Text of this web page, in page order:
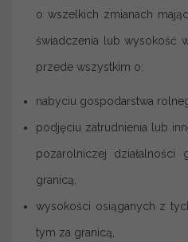
o wszelkich zmianach
świadczenia lub wysokość
przede wszystkim o:
nabyciu gospodarstwa
podjęciu zatrudnienia lub
pozarolniczej
granicą,
wysokości osiąganych z
tym za granicą,